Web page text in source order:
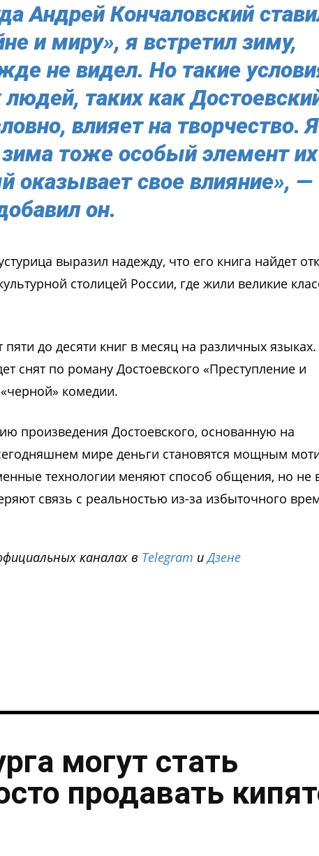
Андрей Кончаловский
и миру», я встретил зиму,
не видел. Но такие
таких как
влияет на творчество. Я
тоже особый элемент их
оказывает свое влияние», —
он.
выразил надежду, что его книга найдет
столицей России, где жили великие
пяти до десяти книг в месяц на различных
снят по роману Достоевского «Преступление и
комедии.
произведения Достоевского, основанную на
мире деньги становятся мощным
технологии меняют способ общения, но не
связь с реальностью из-за избыточного
каналах в Telegram иДзене
могут стать
продавать